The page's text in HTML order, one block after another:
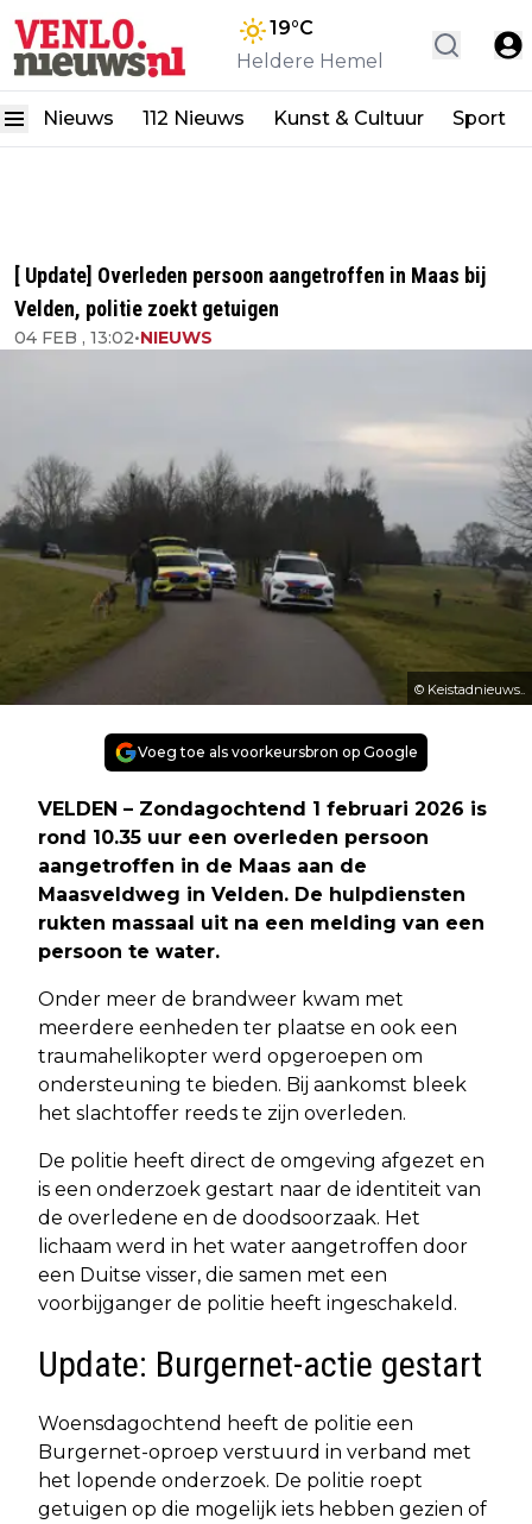
19°C
Heldere Hemel
Nieuws 112 Nieuws Kunst & Cultuur Sport
[ Update] Overleden persoon aangetroffen in Maas bij
Velden, politie zoekt getuigen
04 FEB , 13:02•NIEUWS
© Keistadnieuws..
Voeg toe als voorkeursbron op Google
VELDEN – Zondagochtend 1 februari 2026 is
rond 10.35 uur een overleden persoon
aangetroffen in de Maas aan de
Maasveldweg in Velden. De hulpdiensten
rukten massaal uit na een melding van een
persoon te water.
Onder meer de brandweer kwam met
meerdere eenheden ter plaatse en ook een
traumahelikopter werd opgeroepen om
ondersteuning te bieden. Bij aankomst bleek
het slachtoffer reeds te zijn overleden.
De politie heeft direct de omgeving afgezet en
is een onderzoek gestart naar de identiteit van
de overledene en de doodsoorzaak. Het
lichaam werd in het water aangetroffen door
een Duitse visser, die samen met een
voorbijganger de politie heeft ingeschakeld.
Update: Burgernet-actie gestart
Woensdagochtend heeft de politie een
Burgernet-oproep verstuurd in verband met
het lopende onderzoek. De politie roept
getuigen op die mogelijk iets hebben gezien of